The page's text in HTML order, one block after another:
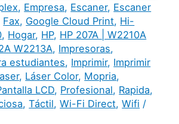
, Empresa, Escaner, Escaner
Fax, Google Cloud Print, Hi-
, Hogar, HP, HP 207A | W2210A
W2213A, Impresoras,
estudiantes, Imprimir, Imprimir
, Láser Color, Mopria,
LCD, Profesional, Rapida,
,Táctil,Wi-Fi Direct,Wifi /